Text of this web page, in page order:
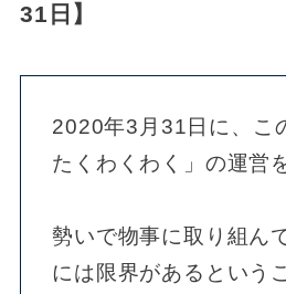
31日】
2020年3月31日に、こ
たくわくわく」の運営
勢いで物事に取り組ん
には限界があるという